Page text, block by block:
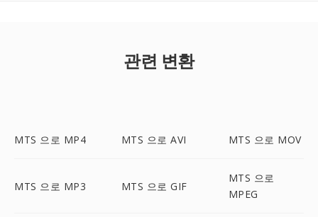
관련 변환
MTS 으로 MP4 MTS 으로 AVI MTS 으로 MOV
MTS 으로 MP3 MTS 으로 GIF
MTS 으로
MPEG